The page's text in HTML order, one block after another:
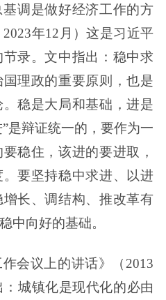
调是做好经济工作的方
年12月）这是习近平
录。文中指出：稳中求
理政的重要原则，也是
稳是大局和基础，进是
是辩证统一的，要作为一
稳住，该进的要进取，
要坚持稳中求进、以进
长、调结构、推改革有
中向好的基础。
议上的讲话》（2013
城镇化是现代化的必由